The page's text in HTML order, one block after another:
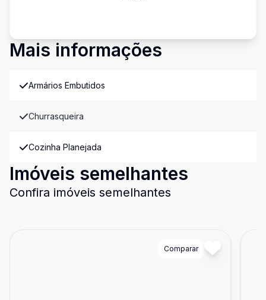
Mais informações
Armários Embutidos
Churrasqueira
Cozinha Planejada
Imóveis semelhantes
Confira imóveis semelhantes
Comparar